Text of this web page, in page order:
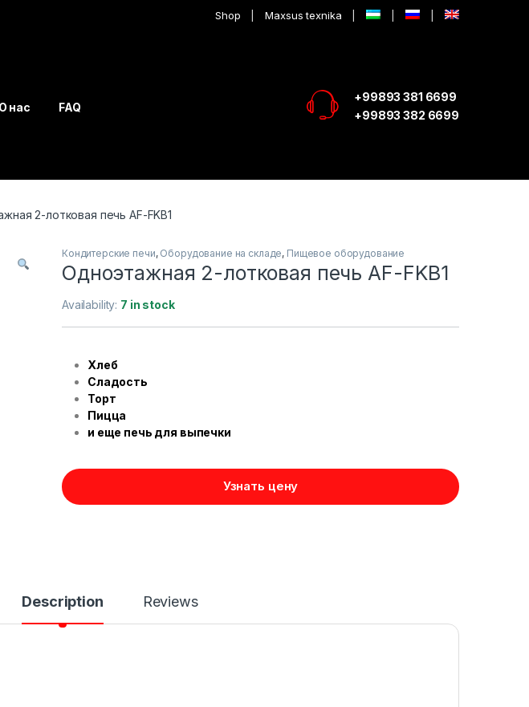
Shop Maxsus texnika
О нас FAQ
+99893 381 6699
+99893 382 6699
2-лотковая печь AF-FKB1
Кондитерские печи, Оборудование на складе, Пищевое оборудование
Одноэтажная 2-лотковая печь AF-FKB1
Availability: 7 in stock
Хлеб
Сладость
Торт
Пицца
и еще печь для выпечки
Узнать цену
Description Reviews